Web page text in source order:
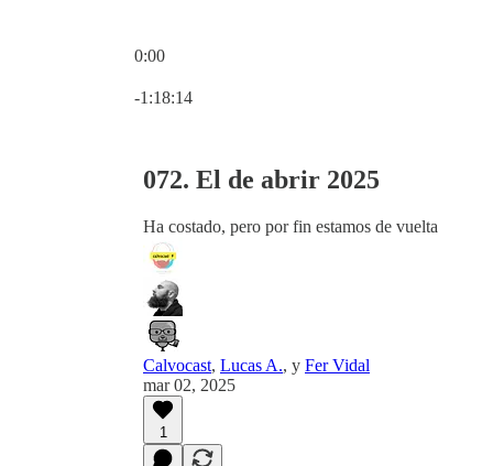
0:00
-1:18:14
072. El de abrir 2025
Ha costado, pero por fin estamos de vuelta
Calvocast, Lucas A., y Fer Vidal
mar 02, 2025
1